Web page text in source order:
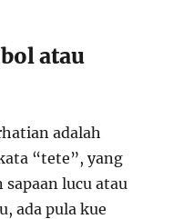
atau
adalah
“tete”, yang
lucu atau
ada pula kue